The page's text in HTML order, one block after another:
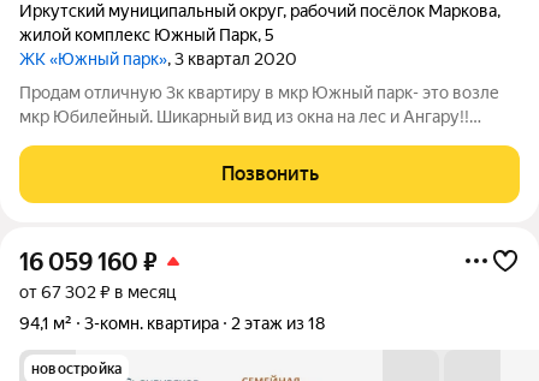
Иркутский муниципальный округ, рабочий посёлок Маркова,
жилой комплекс Южный Парк,5
ЖК «Южный парк», 3 квартал 2020
Продам отличную 3к квартиру в мкр Южный парк- это возле
мкр Юбилейный. Шикарный вид из окна на лес и Ангару!!
много магазинчиков, пункты выдачи, супермаркет Абсолют.
Ремонт выполнен
Позвонить
16 059 160 ₽
от 67 302 ₽ в месяц
94,1 м²
3-комн. квартира 2 этаж из 18
новостройка